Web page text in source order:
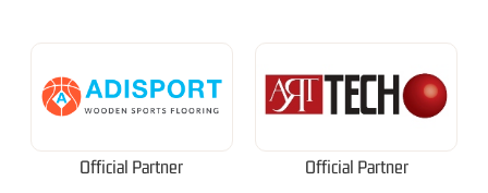
Official Partner Official Partner